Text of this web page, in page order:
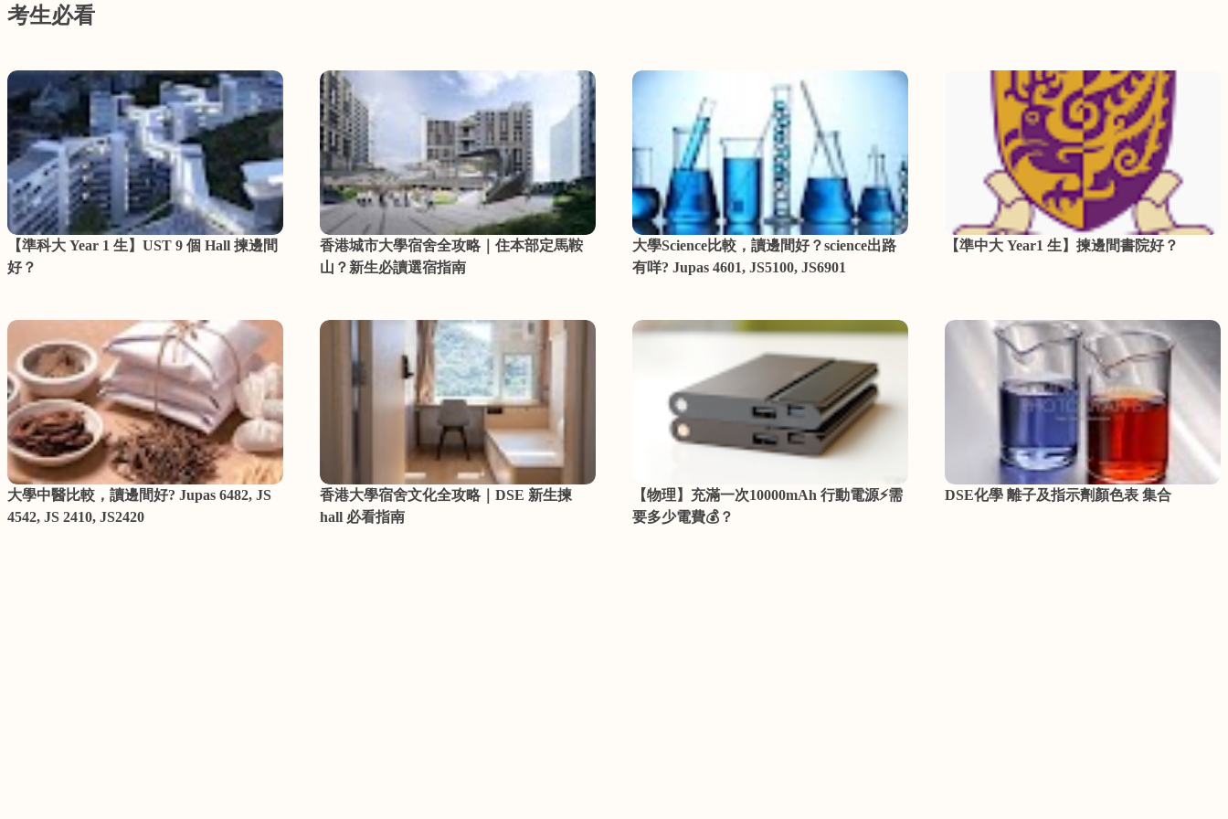
考生必看
【準科大 Year 1 生】UST 9 個 Hall 揀邊間
好？
香港城市大學宿舍全攻略｜住本部定馬鞍
山？新生必讀選宿指南
大學Science比較，讀邊間好？science出路
有咩? Jupas 4601, JS5100, JS6901
【準中大 Year1 生】揀邊間書院好？
大學中醫比較，讀邊間好? Jupas 6482, JS
4542, JS 2410, JS2420
香港大學宿舍文化全攻略｜DSE 新生揀
hall 必看指南
【物理】充滿一次10000mAh 行動電源⚡需
要多少電費💰？
DSE化學 離子及指示劑顏色表 集合